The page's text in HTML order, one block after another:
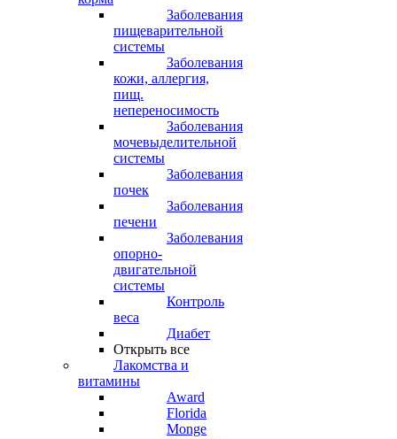
Заболевания
пищеварительной
системы
Заболевания
кожи, аллергия,
пищ.
непереносимость
Заболевания
мочевыделительной
системы
Заболевания
почек
Заболевания
печени
Заболевания
опорно-
двигательной
системы
Контроль
веса
Диабет
Открыть все
Лакомства и
витамины
Award
Florida
Monge